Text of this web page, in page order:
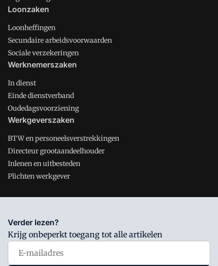
Loonzaken
Loonheffingen
Secundaire arbeidsvoorwaarden
Sociale verzekeringen
Werknemerszaken
In dienst
Einde dienstverband
Oudedagsvoorziening
Werkgeverszaken
BTW en personeelsverstrekkingen
Directeur grootaandeelhouder
Inlenen en uitbesteden
Plichten werkgever
Salarisnet is onderdeel van VMN media. Lees in
waar VMN media voor staat. Op gebruik van deze site zijn de
volgende regelingen van toepassing:Algemene Voorwaarden
Privacy en Cookie beleid
Verder lezen?
Krijg onbeperkt toegang tot alle artikelen